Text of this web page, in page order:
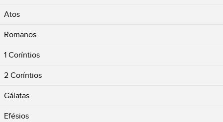
Atos
Romanos
1 Coríntios
2 Coríntios
Gálatas
Efésios